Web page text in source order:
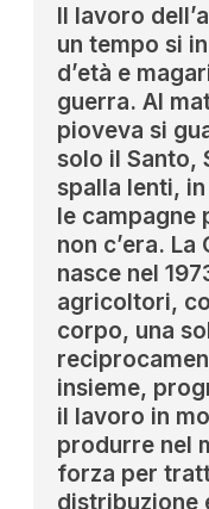
Il lavoro
un tempo si
d’età e
guerra. Al
pioveva si
solo il Santo,
spalla lenti,
le campagne
non c’era.
nasce nel
agricoltori,
corpo, una
insieme,
il lavoro in
produrre nel
forza per
distribuzione